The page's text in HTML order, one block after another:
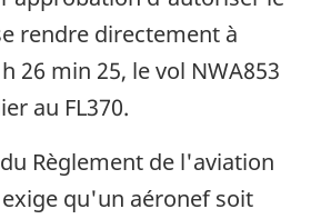
rendre directement à
26 min 25, le vol NWA853
au FL370.
Règlement de l'aviation
exige qu'un aéronef soit